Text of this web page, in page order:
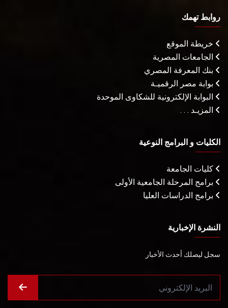
روابط تهمك
خريطة الموقع
الجامعات المصرية
بنك المعرفة المصري
بوابة مصر الرقميـة
البوابة الإلكترونية للشكاوى الموحدة
المزيـد . . .
الكليات و البرامج النوعية
كليات الجامعة
برامج المرحلة الجامعية الأولى
برامج الدراسات العليا
النشرة الإخبارية
سجل ليصلك أحدث الأخبار